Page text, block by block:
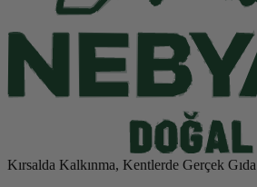
Kırsalda Kalkınma, Kentlerde Gerçek Gıda